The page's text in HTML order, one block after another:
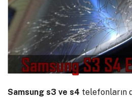
Samsung s3 ve s4 telefonların